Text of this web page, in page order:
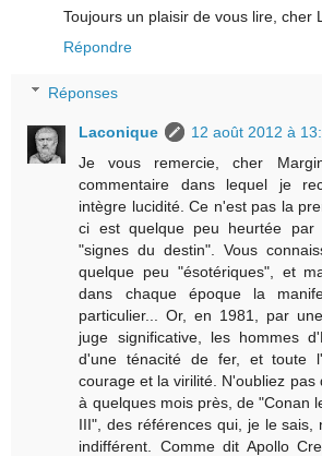
Toujours un plaisir de vous lire, cher
Répondre
Réponses
Laconique
12 août 2012 à
Je vous remercie, cher
commentaire dans lequel je
intègre lucidité. Ce n'est pas la
ci est quelque peu heurtée
"signes du destin". Vous
quelque peu "ésotériques", et
dans chaque époque la
particulier... Or, en 1981, par
juge significative, les hommes
d'une ténacité de fer, et toute
courage et la virilité. N'oubliez pas
à quelques mois près, de "Conan
III", des références qui, je le sais,
indifférent. Comme dit Apollo